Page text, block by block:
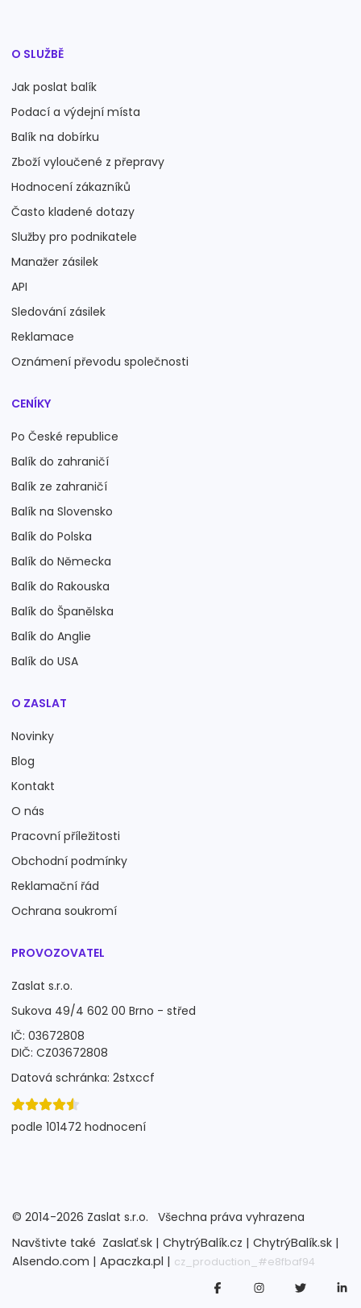
O SLUŽBĚ
Jak poslat balík
Podací a výdejní místa
Balík na dobírku
Zboží vyloučené z přepravy
Hodnocení zákazníků
Často kladené dotazy
Služby pro podnikatele
Manažer zásilek
API
Sledování zásilek
Reklamace
Oznámení převodu společnosti
CENÍKY
Po České republice
Balík do zahraničí
Balík ze zahraničí
Balík na Slovensko
Balík do Polska
Balík do Německa
Balík do Rakouska
Balík do Španělska
Balík do Anglie
Balík do USA
O ZASLAT
Novinky
Blog
Kontakt
O nás
Pracovní příležitosti
Obchodní podmínky
Reklamační řád
Ochrana soukromí
PROVOZOVATEL
Zaslat s.r.o.
Sukova 49/4 602 00 Brno - střed
IČ: 03672808
DIČ: CZ03672808
Datová schránka: 2stxccf
podle 101472 hodnocení
© 2014-2026 Zaslat s.r.o.
Všechna práva vyhrazena
Navštivte také Zaslať.sk | ChytrýBalík.cz | ChytrýBalík.sk |
Alsendo.com | Apaczka.pl | cz_production_#e8fbaf94